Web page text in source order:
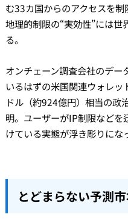
む33カ国からのアクセスを
地理的制限の“実効性”には
る。
オンチェーン調査会社のデー
いるはずの米国関連ウォレ
ドル（約924億円）相当の政
明。ユーザーがIP制限などを
けている実態が浮き彫りにな
とどまらない予測